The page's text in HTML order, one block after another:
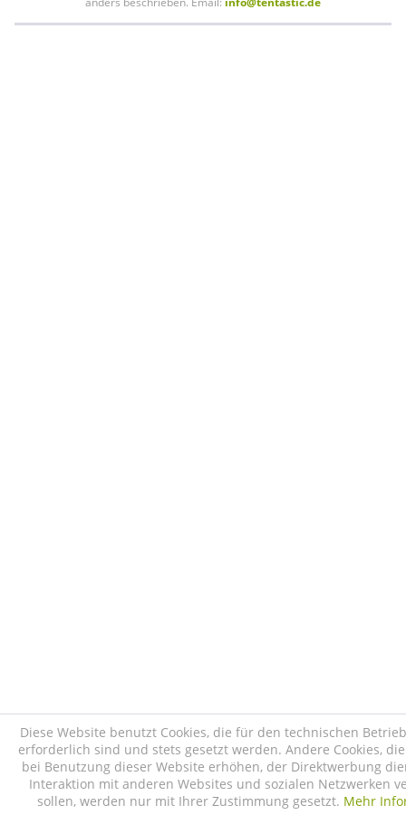
Diese Website benutzt Cookies, die für den technischen
erforderlich sind und stets gesetzt werden. Andere Cookies,
bei Benutzung dieser Website erhöhen, der Direktwerbung
Interaktion mit anderen Websites und sozialen Netzwerken
sollen, werden nur mit Ihrer Zustimmung gesetzt. Mehr